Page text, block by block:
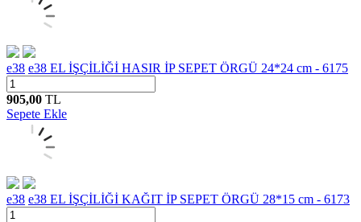
e38 e38 EL İŞÇİLİĞİ HASIR İP SEPET ÖRGÜ 24*24 cm - 6175
905,00 TL
Sepete Ekle
e38 e38 EL İŞÇİLİĞİ KAĞIT İP SEPET ÖRGÜ 28*15 cm - 6173